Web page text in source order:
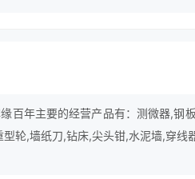
百年主要的经营产品有：测微器,钢
型轮,墙纸刀,钻床,尖头钳,水泥墙,穿线